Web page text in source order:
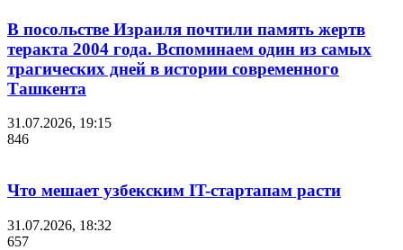
В посольстве Израиля почтили память жертв
теракта 2004 года. Вспоминаем один из самых
трагических дней в истории современного
Ташкента
31.07.2026, 19:15
846
Что мешает узбекским IT-стартапам расти
31.07.2026, 18:32
657